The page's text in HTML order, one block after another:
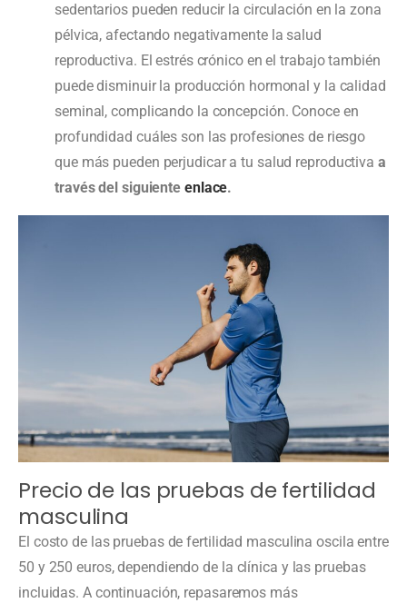
sedentarios pueden reducir la circulación en la zona
pélvica, afectando negativamente la salud
reproductiva. El estrés crónico en el trabajo también
puede disminuir la producción hormonal y la calidad
seminal, complicando la concepción. Conoce en
profundidad cuáles son las profesiones de riesgo
que más pueden perjudicar a tu salud reproductiva a
través del siguiente enlace.
Precio de las pruebas de fertilidad
masculina
El costo de las pruebas de fertilidad masculina oscila entre
50 y 250 euros, dependiendo de la clínica y las pruebas
incluidas. A continuación, repasaremos más